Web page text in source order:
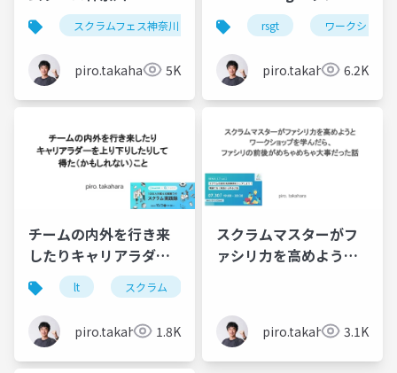
夏・町田出陣／
piro12vortis
スクラムフェス神奈川 スクラム 町田
piro.takahara 5K
ングのパターンとフォ
ースを体験しよう！-
RSGT2025 ワークショ
ップ
rsgt ワークショッ
piro.takahara 6.2K
チームの内外を行き来
したりキャリアラダー
を上り下りしたりして
得たかもしれないこと -
LT スクラム実践録 〜
SmartHR x サイボウズ
〜
lt スクラム
piro.takahara 1.8K
スクラムマスターがフ
ァシリ力を高めようと
がめちゃめちゃ大事だ
った話 - BEMA LT
piro.takahara 3.1K